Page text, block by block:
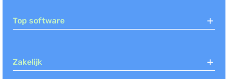
Top software
Zakelijk